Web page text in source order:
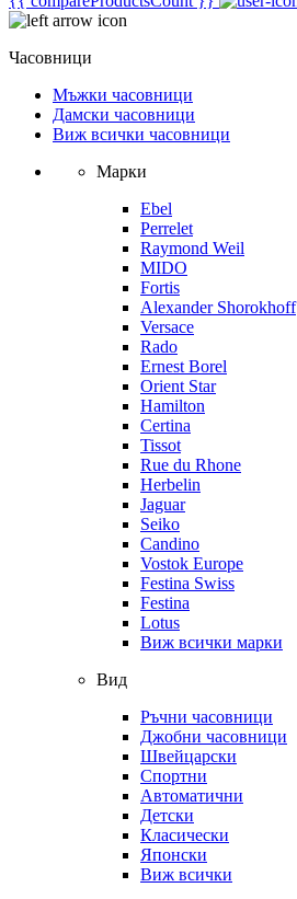
Часовници
Мъжки часовници
Дамски часовници
Виж всички часовници
Марки
Ebel
Perrelet
Raymond Weil
MIDO
Fortis
Alexander Shorokhoff
Versace
Rado
Ernest Borel
Orient Star
Hamilton
Certina
Tissot
Rue du Rhone
Herbelin
Jaguar
Seiko
Candino
Vostok Europe
Festina Swiss
Festina
Lotus
Виж всички марки
Вид
Ръчни часовници
Джобни часовници
Швейцарски
Спортни
Автоматични
Детски
Класически
Японски
Виж всички